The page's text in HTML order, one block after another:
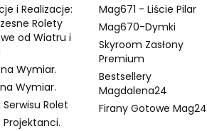
i Realizacje:
Rolety
od Wiatru i
Wymiar.
Wymiar.
Rolet
Projektanci.
Mag671 - Liście Pilar
Mag670-Dymki
Skyroom Zasłony
Premium
Bestsellery
Magdalena24
Firany Gotowe Mag24